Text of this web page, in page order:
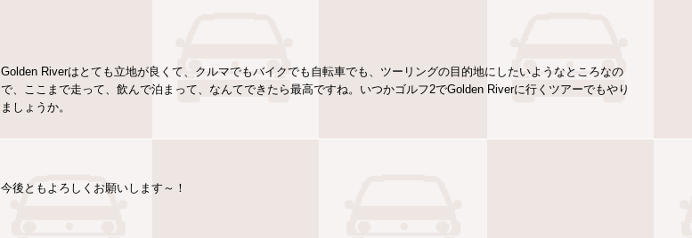
Golden Riverはとても立地が良くて、クルマでもバイクでも自転車でも、ツーリングの目的地にしたいようなところなの
で、ここまで走って、飲んで泊まって、なんてできたら最高ですね。いつかゴルフ2でGolden Riverに行くツアーでもやり
ましょうか。
今後ともよろしくお願いします～！